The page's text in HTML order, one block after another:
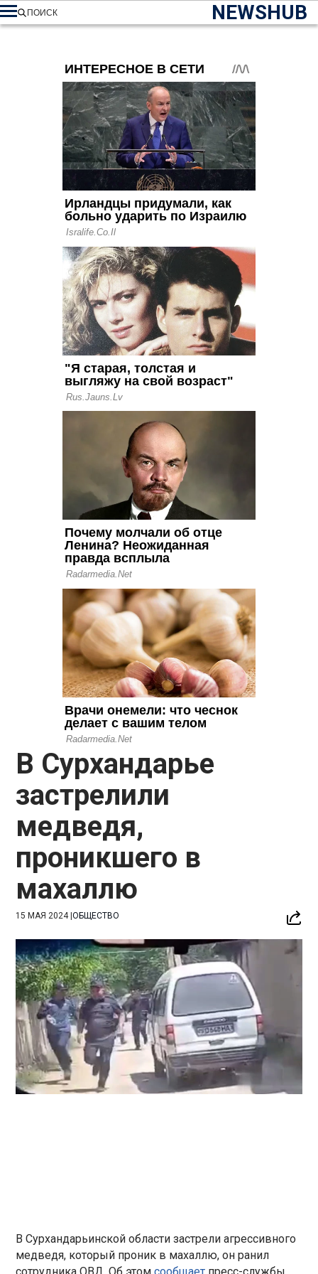
NEWSHUB
ПОИСК
В Сурхандарье
застрелили
медведя,
проникшего в
махаллю
15 МАЯ 2024|ОБЩЕСТВО
В Сурхандарьинской области застрели агрессивного
медведя, который проник в махаллю, он ранил